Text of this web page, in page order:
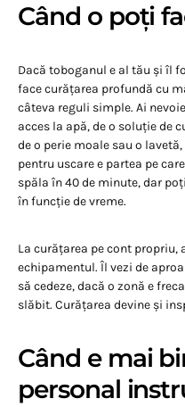
Când o poți
Dacă toboganul e al tău și îl
face curățarea profundă cu
câteva reguli simple. Ai
acces la apă, de o soluție de
de o perie moale sau o
pentru uscare e partea pe
spăla în 40 de minute, dar
în funcție de vreme.
La curățarea pe cont
echipamentul. Îl vezi de
să cedeze, dacă o zonă e
slăbit. Curățarea devine și
Când e mai
personal